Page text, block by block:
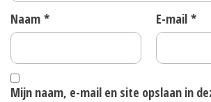
Naam * E-mail *
Mijn naam, e-mail en site opslaan in